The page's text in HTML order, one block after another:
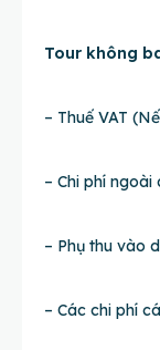
Tour không
– Thuế VAT
– Chi phí ngoài
– Phụ thu vào
– Các chi phí